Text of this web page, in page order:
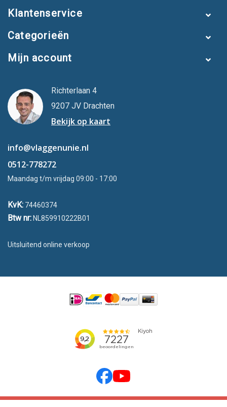
Klantenservice
Categorieën
Mijn account
Richterlaan 4
9207 JV Drachten
Bekijk op kaart
info@vlaggenunie.nl
0512-778272
Maandag t/m vrijdag 09:00 - 17:00
KvK: 74460374
Btw nr: NL859910222B01
Uitsluitend online verkoop